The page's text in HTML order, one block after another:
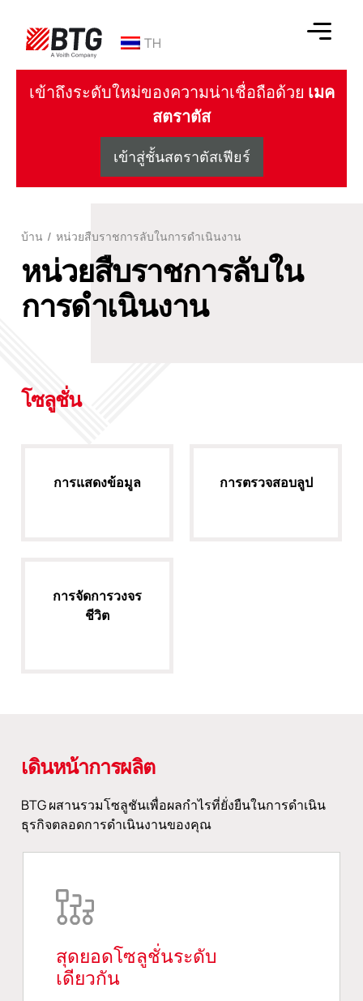
เนื้อหา
TH
เข้าถึงระดับใหม่ของความน่าเชื่อถือด้วย เมค
สตราตัส
เข้าสู่ชั้นสตราตัสเฟียร์
บ้าน / หน่วยสืบราชการลับในการดำเนินงาน
หน่วยสืบราชการลับใน
การดำเนินงาน
โซลูชั่น
การแสดงข้อมูล การตรวจสอบลูป
การจัดการวงจร
ชีวิต
เดินหน้าการผลิต
BTG ผสานรวมโซลูชันเพื่อผลกำไรที่ยั่งยืนในการดำเนิน
ธุรกิจตลอดการดำเนินงานของคุณ
สุดยอดโซลูชั่นระดับ
เดียวกัน